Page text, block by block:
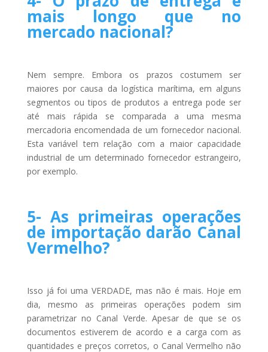
mais longo que no
mercado nacional?
Nem sempre. Embora os prazos costumem ser
maiores por causa da logística marítima, em alguns
segmentos ou tipos de produtos a entrega pode ser
até mais rápida se comparada a uma mesma
mercadoria encomendada de um fornecedor nacional.
Esta variável tem relação com a maior capacidade
industrial de um determinado fornecedor estrangeiro,
por exemplo.
5- As primeiras operações
de importação darão Canal
Vermelho?
Isso já foi uma VERDADE, mas não é mais. Hoje em
dia, mesmo as primeiras operações podem sim
parametrizar no Canal Verde. Apesar de que se os
documentos estiverem de acordo e a carga com as
quantidades e preços corretos, o Canal Vermelho não